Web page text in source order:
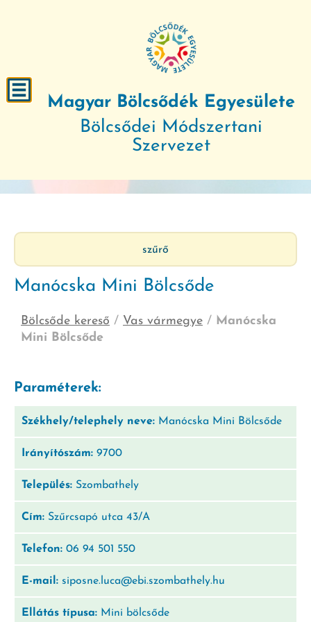
Magyar Bölcsődék Egyesülete
Bölcsődei Módszertani
Szervezet
szűrő
Manócska Mini Bölcsőde
Bölcsőde kereső / Vas vármegye / Manócska
Mini Bölcsőde
Paraméterek:
Székhely/telephely neve: Manócska Mini Bölcsőde
Irányítószám: 9700
Település: Szombathely
Cím: Szűrcsapó utca 43/A
Telefon: 06 94 501 550
E-mail: siposne.luca@ebi.szombathely.hu
Ellátás típusa: Mini bölcsőde